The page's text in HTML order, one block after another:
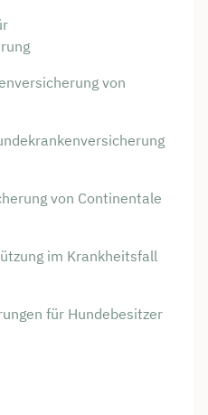
von
von Continentale
im Krankheitsfall
für Hundebesitzer